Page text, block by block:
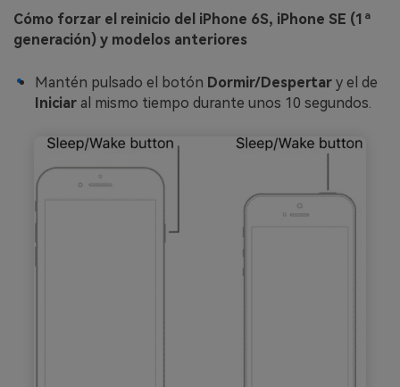
Cómo forzar el reinicio del iPhone 6S, iPhone SE (1ª
generación) y modelos anteriores
Mantén pulsado el botón Dormir/Despertar y el de
Iniciar al mismo tiempo durante unos 10 segundos.